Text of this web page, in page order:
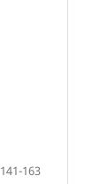
141-163